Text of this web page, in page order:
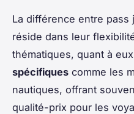
La différence entre
réside dans leur
thématiques, quant à
spécifiques comme les
nautiques, offrant
qualité-prix pour les